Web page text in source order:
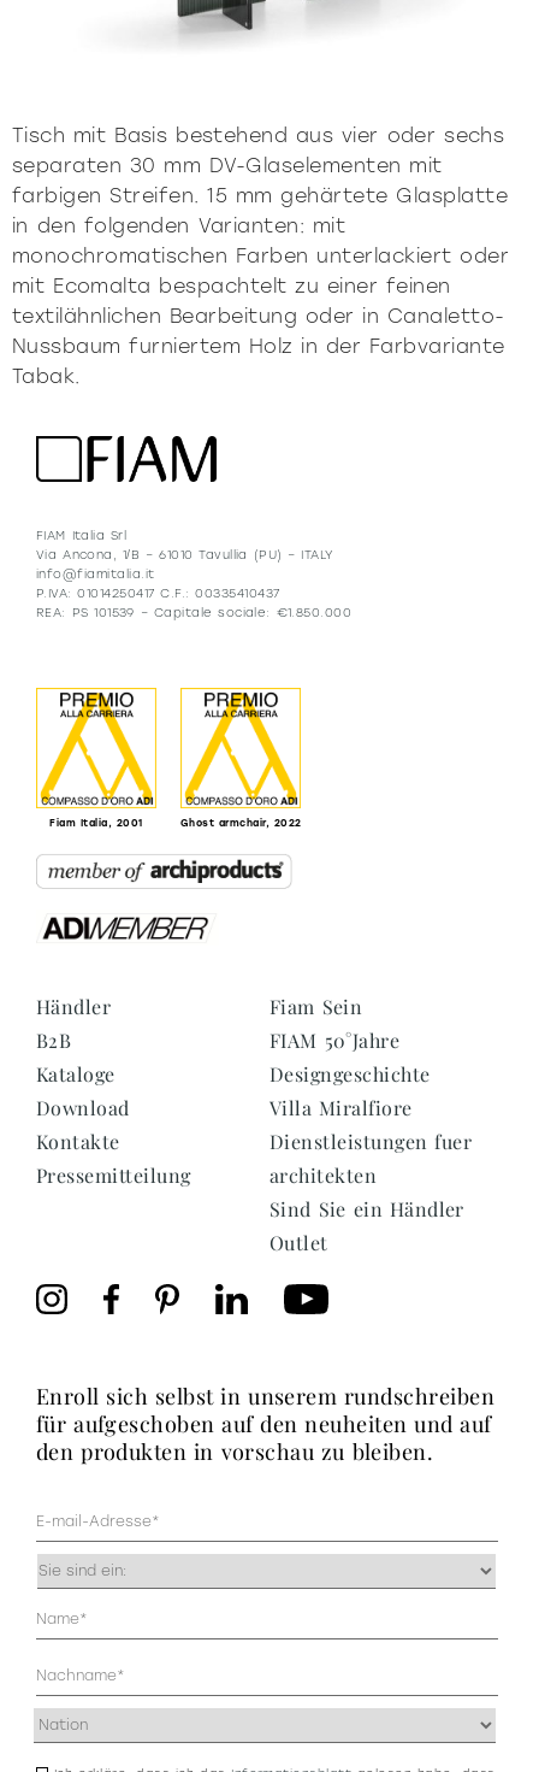
Tisch mit Basis bestehend aus vier oder sechs
separaten 30 mm DV-Glaselementen mit
farbigen Streifen. 15 mm gehärtete Glasplatte
in den folgenden Varianten: mit
monochromatischen Farben unterlackiert oder
mit Ecomalta bespachtelt zu einer feinen
textilähnlichen Bearbeitung oder in Canaletto-
Nussbaum furniertem Holz in der Farbvariante
Tabak.
FIAM Italia Srl
Via Ancona, 1/B – 61010 Tavullia (PU) – ITALY
info@fiamitalia.it
P.IVA: 01014250417 C.F.: 00335410437
REA: PS 101539 – Capitale sociale: €1.850.000
Fiam Italia, 2001 Ghost armchair, 2022
Händler
B2B
Kataloge
Download
Kontakte
Pressemitteilung
Fiam Sein
FIAM 50°Jahre
Designgeschichte
Villa Miralfiore
Dienstleistungen fuer
architekten
Sind Sie ein Händler
Outlet
enroll sich selbst in unserem rundschreiben
für aufgeschoben auf den neuheiten und auf
den produkten in vorschau zu bleiben.
Mail
(erforderlich)
Occupazione
Anagrafica
Indirizzo